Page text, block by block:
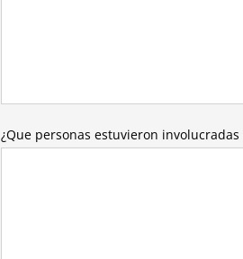
¿Que personas estuvieron